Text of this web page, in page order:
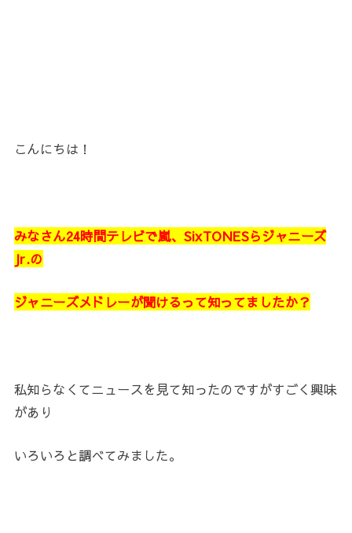
こんにちは！
みなさん24時間テレビで嵐、SixTONESらジャニーズ
Jr.の
ジャニーズメドレーが聞けるって知ってましたか？
私知らなくてニュースを見て知ったのですがすごく興味
があり
いろいろと調べてみました。